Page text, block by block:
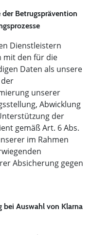
Betrugsprävention
Dienstleistern
mit den für die
Daten als unsere
unserer
Abwicklung
der
gemäß Art. 6 Abs.
im Rahmen
Absicherung gegen
Auswahl von Klarna